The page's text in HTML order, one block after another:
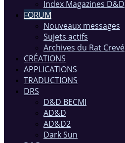
Index Magazines D&D
FORUM
Nouveaux messages
Sujets actifs
Archives du Rat Crevé
CRÉATIONS
APPLICATIONS
TRADUCTIONS
DRS
D&D BECMI
AD&D
AD&D2
Dark Sun